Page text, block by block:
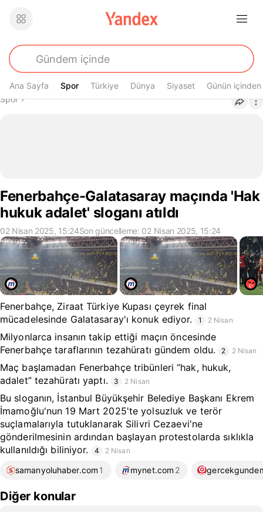
Ana Sayfa Spor
Spor Türkiye Dünya Siyaset Günün içinden
Buradasın
Spor›
Fenerbahçe-Galatasaray maçında 'Hak
hukuk adalet' sloganı atıldı
02 Nisan 2025, 15:24Son güncelleme: 02 Nisan 2025, 15:24
Fenerbahçe, Ziraat Türkiye Kupası çeyrek final
mücadelesinde Galatasaray'ı konuk ediyor.
1 2 Nisan
Milyonlarca insanın takip ettiği maçın öncesinde
Fenerbahçe taraflarının tezahüratı gündem oldu.
2 2 Nisan
Maç başlamadan Fenerbahçe tribünleri “hak, hukuk,
adalet” tezahüratı yaptı.
3 2 Nisan
Bu sloganın, İstanbul Büyükşehir Belediye Başkanı Ekrem
İmamoğlu'nun 19 Mart 2025'te yolsuzluk ve terör
suçlamalarıyla tutuklanarak Silivri Cezaevi'ne
gönderilmesinin ardından başlayan protestolarda sıklıkla
kullanıldığı biliniyor.
4 2 Nisan
samanyoluhaber.com 1 mynet.com 2
Diğer konular